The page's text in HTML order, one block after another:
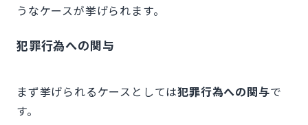
うなケースが挙げられます。
犯罪行為への関与
まず挙げられるケースとしては犯罪行為への関与で
す。